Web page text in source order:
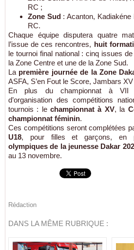
RC ;
Zone Sud: Acanton, Kadiakéne
RC.
Chaque équipe disputera quatre
l’issue de ces rencontres, huit
le tournoi final national : cinq issues
la Zone Centre et une de la Zone Sud.
La première journée de la Zone
ASFA, S’en Fout le Score, Jambars
En plus du championnat à VII
d’organisation des compétitions
tournois : lechampionnat à XV, la
championnat féminin.
Ces compétitions seront complétées
U18, pour filles et garçons, en
olympiques de la jeunesse Dakar
au 13 novembre.
Rédaction
DANS LA MÊME RUBRIQUE :